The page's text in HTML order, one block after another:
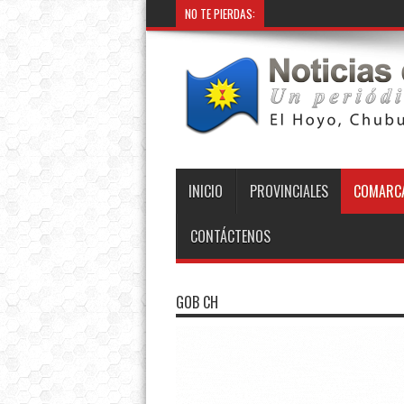
NO TE PIERDAS:
INICIO PROVINCIALES
CONTÁCTENOS
GOB CH